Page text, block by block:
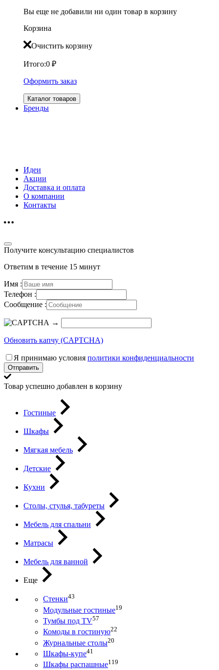
Вы еще не добавили ни один товар в корзину
Корзина
Очистить корзину
Итого:0 ₽
Оформить заказ
Каталог товаров
Бренды
Идеи
Акции
Доставка и оплата
О компании
Контакты
Получите консультацию специалистов
Ответим в течение 15 минут
Имя :
Телефон :
Сообщение :
→
Обновить капчу (CAPTCHA)
Я принимаю условия политики конфиденциальности
Отправить
Товар успешно добавлен в корзину
Гостиные
Шкафы
Мягкая мебель
Детские
Кухни
Столы, стулья, табуреты
Мебель для спальни
Матрасы
Мебель для ванной
Еще
Стенки43
Модульные гостиные19
Тумбы под ТV57
Комоды в гостиную22
Журнальные столы20
Шкафы-купе41
Шкафы распашные119